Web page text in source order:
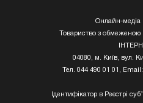
Онлайн-медіа
Товариство з обмеженою
04080, м. Київ, вул.
Тел. 044 490 01 01, Email:
Ідентифікатор в Реєстрі